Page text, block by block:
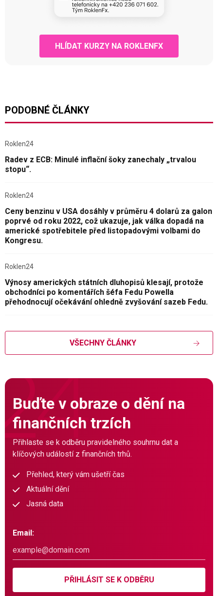
HLÍDAT KURZY NA ROKLENFX
PODOBNÉ ČLÁNKY
Roklen24
Radev z ECB: Minulé inflační šoky zanechaly „trvalou
stopu“.
Roklen24
Ceny benzinu v USA dosáhly v průměru 4 dolarů za galon
poprvé od roku 2022, což ukazuje, jak válka dopadá na
americké spotřebitele před listopadovými volbami do
Kongresu.
Roklen24
Výnosy amerických státních dluhopisů klesají, protože
obchodníci po komentářích šéfa Fedu Powella
přehodnocují očekávání ohledně zvyšování sazeb Fedu.
VŠECHNY ČLÁNKY
Buďte v obraze o dění na
finančních trzích
Přihlaste se k odběru pravidelného souhrnu dat a
klíčových událostí z finančních trhů.
Přehled, který vám ušetří čas
Aktuální dění
Jasná data
Email:
PŘIHLÁSIT SE K ODBĚRU